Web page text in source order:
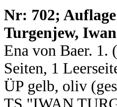
Nr: 702;
Turgenjew,
Ena von Baer. 1.
Seiten, 1
ÜP gelb, oliv